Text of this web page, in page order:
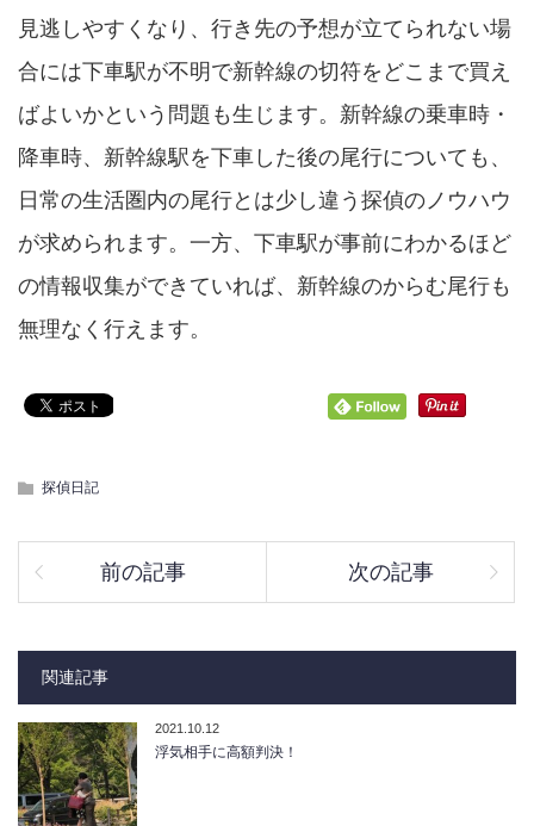
見逃しやすくなり、行き先の予想が立てられない場
合には下車駅が不明で新幹線の切符をどこまで買え
ばよいかという問題も生じます。新幹線の乗車時・
降車時、新幹線駅を下車した後の尾行についても、
日常の生活圏内の尾行とは少し違う探偵のノウハウ
が求められます。一方、下車駅が事前にわかるほど
の情報収集ができていれば、新幹線のからむ尾行も
無理なく行えます。
探偵日記
前の記事 次の記事
関連記事
2021.10.12
浮気相手に高額判決！